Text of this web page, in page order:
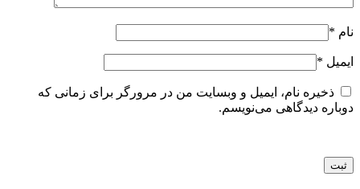
نام *
ایمیل *
ذخیره نام، ایمیل و وبسایت من در مرورگر برای زمانی که
دوباره دیدگاهی می‌نویسم.